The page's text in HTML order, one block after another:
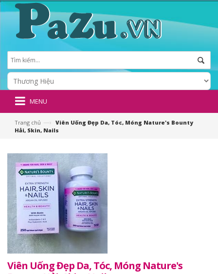
MENU
Trang chủ —› Viên Uống Đẹp Da, Tóc, Móng Nature's Bounty
Hải, Skin, Nails
Viên Uống Đẹp Da, Tóc, Móng Nature's